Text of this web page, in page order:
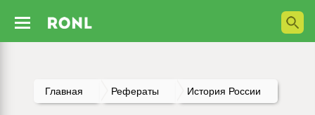
Главная Рефераты История России